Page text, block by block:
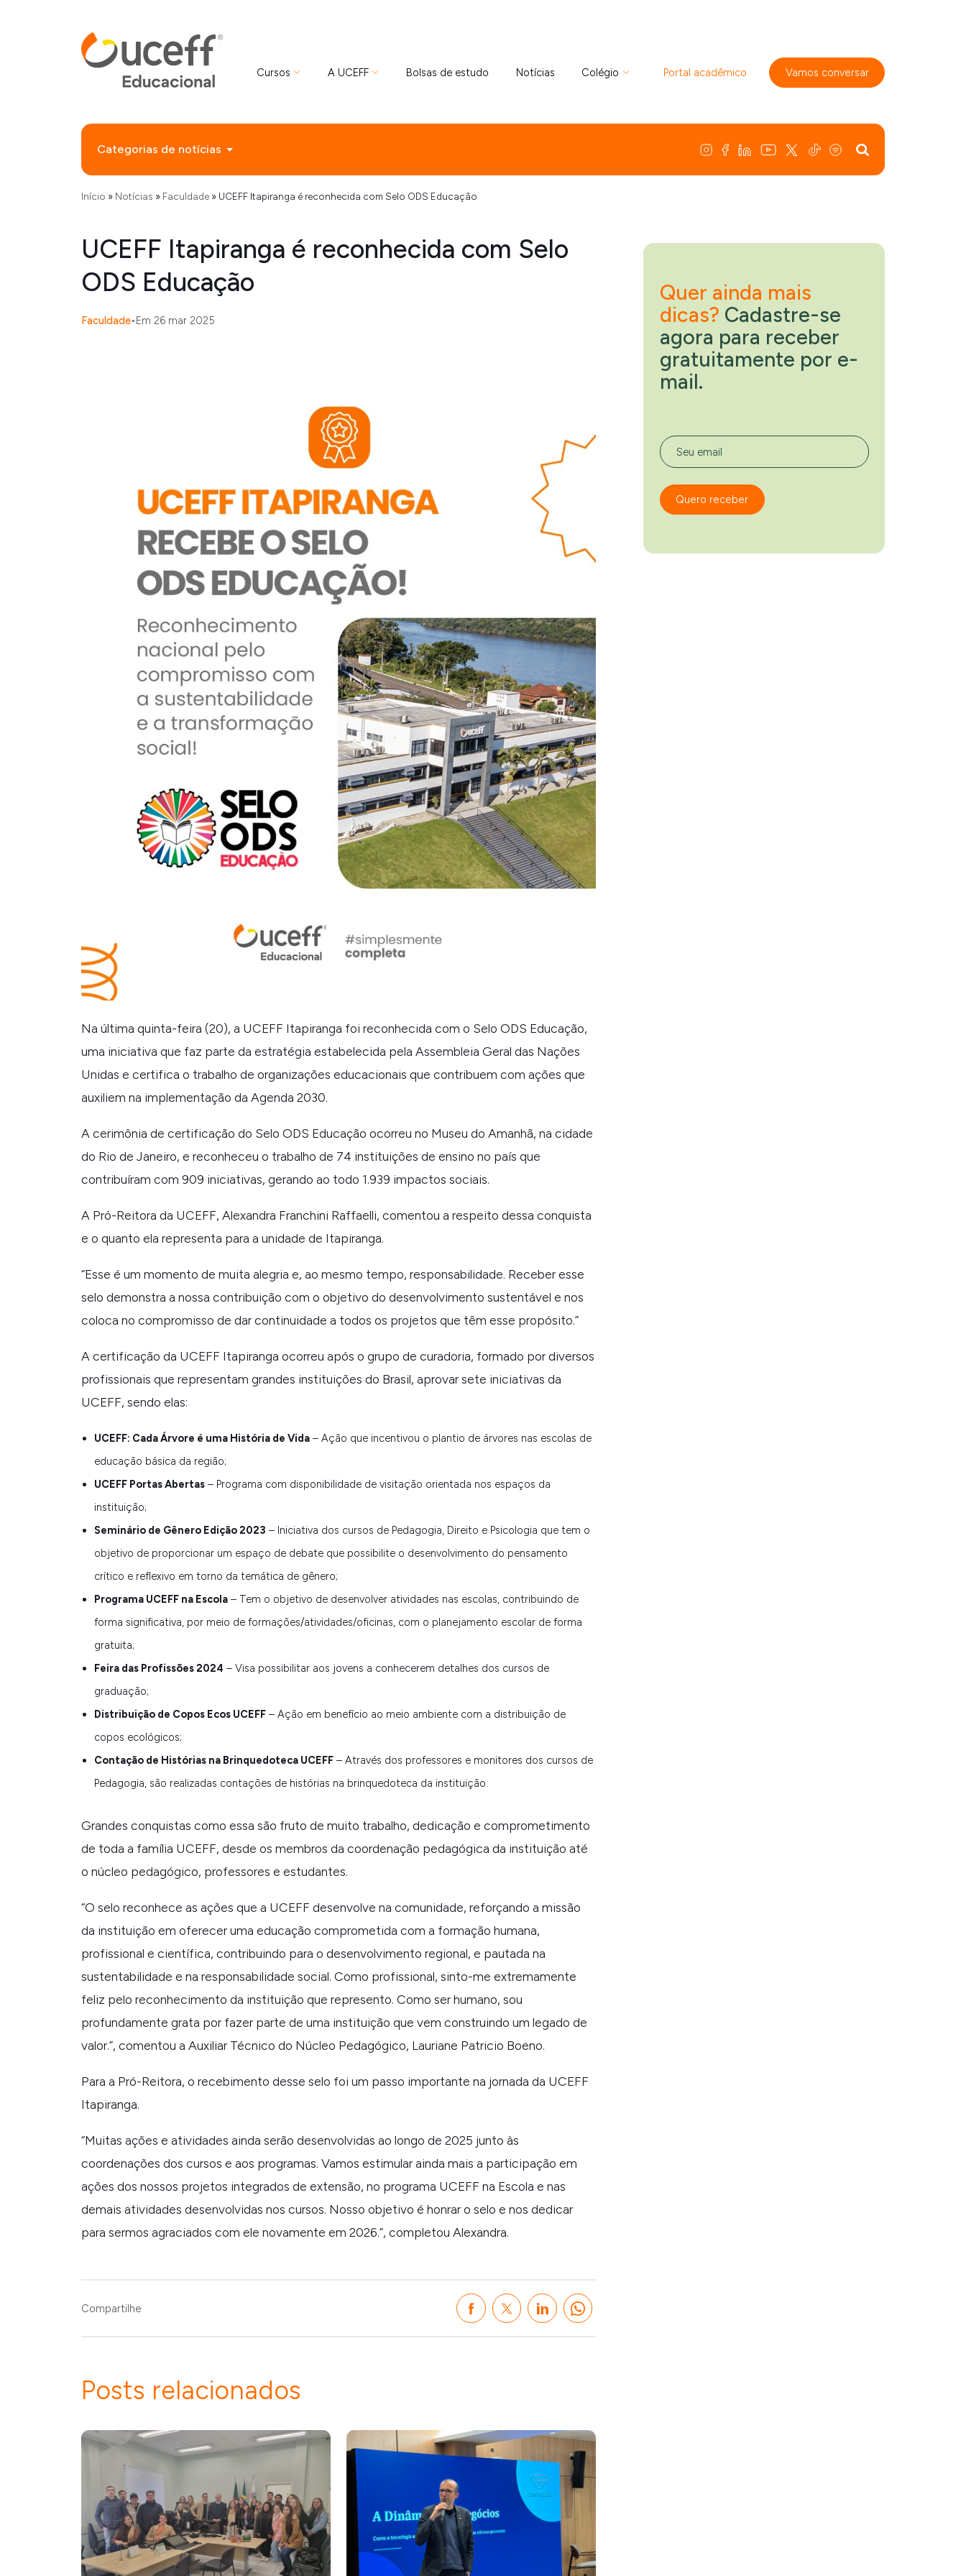
Cursos A UCEFF Bolsas de estudo Notícias Colégio Portal acadêmico Vamos conversar
Categorias de notícias
Início » Notícias » Faculdade» UCEFF Itapiranga é reconhecida com Selo ODS Educação
UCEFF Itapiranga é reconhecida com Selo
ODS Educação
Faculdade•Em 26 mar 2025
Na última quinta-feira (20), a UCEFF Itapiranga foi reconhecida com o Selo ODS Educação,
uma iniciativa que faz parte da estratégia estabelecida pela Assembleia Geral das Nações
Unidas e certifica o trabalho de organizações educacionais que contribuem com ações que
auxiliem na implementação da Agenda 2030.
A cerimônia de certificação do Selo ODS Educação ocorreu no Museu do Amanhã, na cidade
do Rio de Janeiro, e reconheceu o trabalho de 74 instituições de ensino no país que
contribuíram com 909 iniciativas, gerando ao todo 1.939 impactos sociais.
A Pró-Reitora da UCEFF, Alexandra Franchini Raffaelli, comentou a respeito dessa conquista
e o quanto ela representa para a unidade de Itapiranga.
“Esse é um momento de muita alegria e, ao mesmo tempo, responsabilidade. Receber esse
selo demonstra a nossa contribuição com o objetivo do desenvolvimento sustentável e nos
coloca no compromisso de dar continuidade a todos os projetos que têm esse propósito.”
A certificação da UCEFF Itapiranga ocorreu após o grupo de curadoria, formado por diversos
profissionais que representam grandes instituições do Brasil, aprovar sete iniciativas da
UCEFF, sendo elas:
UCEFF: Cada Árvore é uma História de Vida– Ação que incentivou o plantio de árvores nas escolas de
educação básica da região;
UCEFF Portas Abertas– Programa com disponibilidade de visitação orientada nos espaços da
instituição;
Seminário de Gênero Edição 2023 – Iniciativa dos cursos de Pedagogia, Direito e Psicologia que tem o
objetivo de proporcionar um espaço de debate que possibilite o desenvolvimento do pensamento
crítico e reflexivo em torno da temática de gênero;
Programa UCEFF na Escola– Tem o objetivo de desenvolver atividades nas escolas, contribuindo de
forma significativa, por meio de formações/atividades/oficinas, com o planejamento escolar de forma
gratuita;
Feira das Profissões 2024 – Visa possibilitar aos jovens a conhecerem detalhes dos cursos de
graduação;
Distribuição de Copos Ecos UCEFF– Ação em benefício ao meio ambiente com a distribuição de
copos ecológicos;
Contação de Histórias na Brinquedoteca UCEFF– Através dos professores e monitores dos cursos de
Pedagogia, são realizadas contações de histórias na brinquedoteca da instituição.
Grandes conquistas como essa são fruto de muito trabalho, dedicação e comprometimento
de toda a família UCEFF, desde os membros da coordenação pedagógica da instituição até
o núcleo pedagógico, professores e estudantes.
“O selo reconhece as ações que a UCEFF desenvolve na comunidade, reforçando a missão
da instituição em oferecer uma educação comprometida com a formação humana,
profissional e científica, contribuindo para o desenvolvimento regional, e pautada na
sustentabilidade e na responsabilidade social. Como profissional, sinto-me extremamente
feliz pelo reconhecimento da instituição que represento. Como ser humano, sou
profundamente grata por fazer parte de uma instituição que vem construindo um legado de
valor.”, comentou a Auxiliar Técnico do Núcleo Pedagógico, Lauriane Patricio Boeno.
Para a Pró-Reitora, o recebimento desse selo foi um passo importante na jornada da UCEFF
Itapiranga.
“Muitas ações e atividades ainda serão desenvolvidas ao longo de 2025 junto às
coordenações dos cursos e aos programas. Vamos estimular ainda mais a participação em
ações dos nossos projetos integrados de extensão, no programa UCEFF na Escola e nas
demais atividades desenvolvidas nos cursos. Nosso objetivo é honrar o selo e nos dedicar
para sermos agraciados com ele novamente em 2026.”, completou Alexandra.
Compartilhe
Posts relacionados
Quer ainda mais
dicas? Cadastre-se
agora para receber
gratuitamente por e-
mail.
Seu email
Quero receber